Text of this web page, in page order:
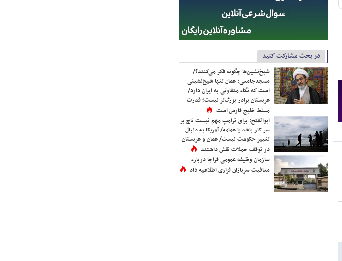
در بحث مشارکت کنید
شیخ‌نشین‌ها چگونه فکر می‌کنند؟/
مسجدجامعی: عمان تنها شیخ‌نشینی
است که نگاه متفاوتی به ایران دارد/
عربستان برادر بزرگ‌تر نیست؛ قدرت
مسلط خلیج فارس است
ابوالفتح: برای ترامپ مهم نیست تاج بر
سر کار باشد یا عمامه/ آمریکا به دنبال
تغییر حکومت نیست/ عمان و عربستان
در توقف حملات نقش داشتند
سازمان وظیفه عمومی فراجا درباره
معافیت سربازان فراری اطلاعیه داد